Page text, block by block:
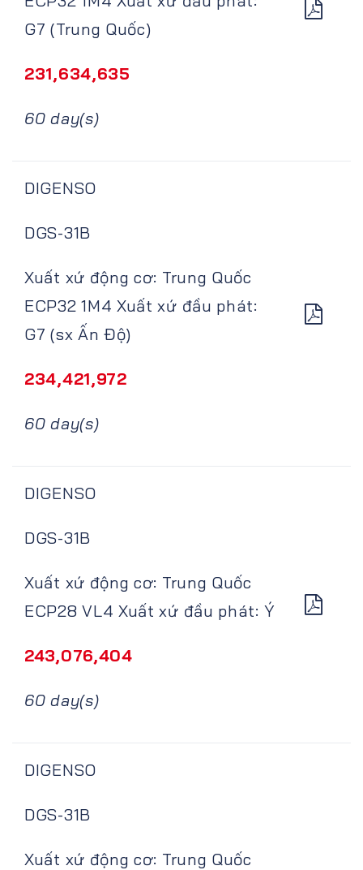
G7 (Trung Quốc)
231,634,635
60 day(s)
DIGENSO
DGS-31B
Xuất xứ động cơ: Trung Quốc
ECP32 1M4 Xuất xứ đầu phát:
G7 (sx Ấn Độ)
234,421,972
60 day(s)
DIGENSO
DGS-31B
Xuất xứ động cơ: Trung Quốc
ECP28 VL4 Xuất xứ đầu phát: Ý
243,076,404
60 day(s)
DIGENSO
DGS-31B
Xuất xứ động cơ: Trung Quốc